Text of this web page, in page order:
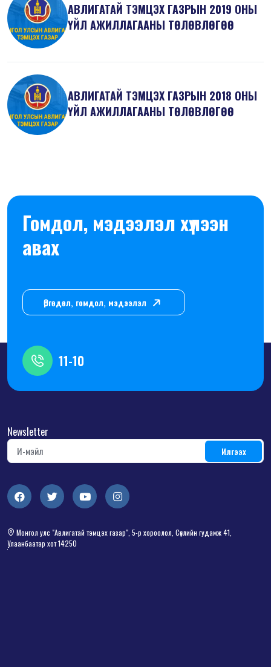
АВЛИГАТАЙ ТЭМЦЭХ ГАЗРЫН 2019 ОНЫ
ҮЙЛ АЖИЛЛАГААНЫ ТӨЛӨВЛӨГӨӨ
АВЛИГАТАЙ ТЭМЦЭХ ГАЗРЫН 2018 ОНЫ
ҮЙЛ АЖИЛЛАГААНЫ ТӨЛӨВЛӨГӨӨ
Гомдол, мэдээлэл хүлээн
авах
Өргөдөл, гомдол, мэдээлэл
11-10
Newsletter
Монгол улс "Авлигатай тэмцэх газар", 5-р хороолол, Сөүлийн гудамж 41,
Улаанбаатар хот 14250